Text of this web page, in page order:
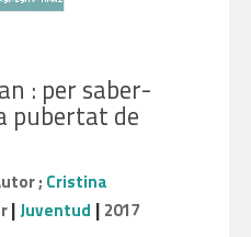
: per saber-
pubertat de
; Cristina
|Juventud | 2017